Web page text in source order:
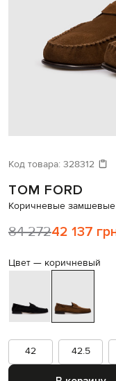
Давайте подберем что-
Код товара: 328312
TOM FORD
Коричневые
84 27242 137
Цвет — коричневый
42
42.5